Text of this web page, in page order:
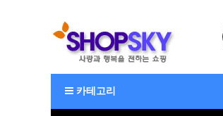
카테고리